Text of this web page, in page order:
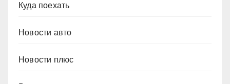
Куда поехать
Новости авто
Новости плюс